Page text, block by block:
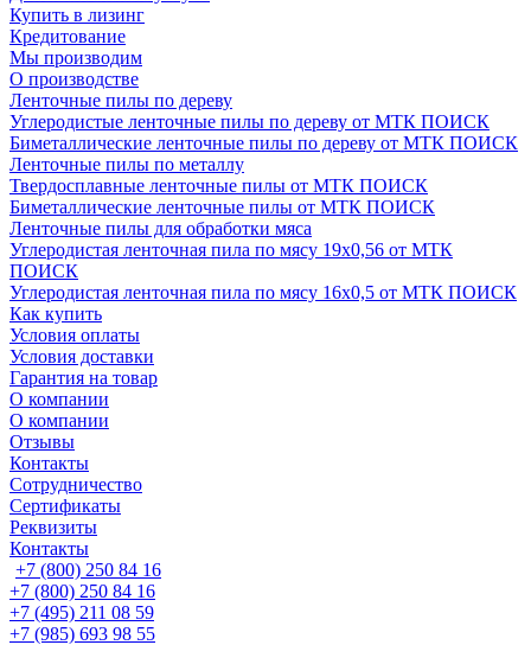
Купить в лизинг
Кредитование
Мы производим
О производстве
Ленточные пилы по дереву
Углеродистые ленточные пилы по дереву от МТК ПОИСК
Биметаллические ленточные пилы по дереву от МТК ПОИСК
Ленточные пилы по металлу
Твердосплавные ленточные пилы от МТК ПОИСК
Биметаллические ленточные пилы от МТК ПОИСК
Ленточные пилы для обработки мяса
Углеродистая ленточная пила по мясу 19х0,56 от МТК
ПОИСК
Углеродистая ленточная пила по мясу 16х0,5 от МТК ПОИСК
Как купить
Условия оплаты
Условия доставки
Гарантия на товар
О компании
О компании
Отзывы
Контакты
Сотрудничество
Сертификаты
Реквизиты
Контакты
+7 (800) 250 84 16
+7 (800) 250 84 16
+7 (495) 211 08 59
+7 (985) 693 98 55